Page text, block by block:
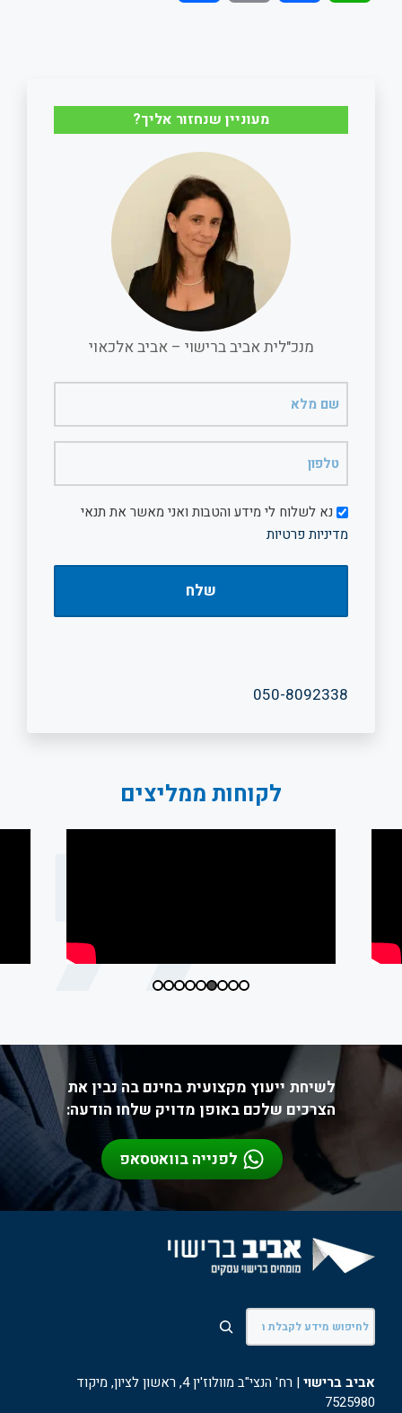
t
e
o
k
i
l
r
e
מעוניין שנחזור אליך?
מנכ"לית אביב ברישוי – אביב אלכאוי
מלא
דיוורנא לשלוח לי מידע והטבות ואני מאשר את תנאי
מדיניות פרטיות
050-8092338
לקוחות ממליצים
לשיחת ייעוץ מקצועית בחינם בה נבין את
הצרכים שלכם באופן מדויק שלחו הודעה:
לפנייה בוואטסאפ
חיפוש
אביב ברישוי
| רח' הנצי"ב מוולוז'ין 4, ראשון לציון, מיקוד
7525980